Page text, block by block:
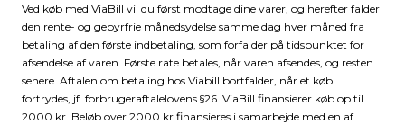
Ved køb med ViaBill vil du først modtage dine varer, og herefter falder
den rente- og gebyrfrie månedsydelse samme dag hver måned fra
betaling af den første indbetaling, som forfalder på tidspunktet for
afsendelse af varen. Første rate betales, når varen afsendes, og resten
senere. Aftalen om betaling hos Viabill bortfalder, når et køb
fortrydes, jf. forbrugeraftalelovens §26. ViaBill finansierer køb op til
2000 kr. Beløb over 2000 kr finansieres i samarbejde med en af